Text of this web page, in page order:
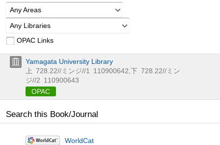
Any Areas
Any Libraries
OPAC Links
Yamagata University Library
上 728.22//ミンジ//1 110900642 下 728.22//ミン
ジ//2 110900643
OPAC
Search this Book/Journal
WorldCat